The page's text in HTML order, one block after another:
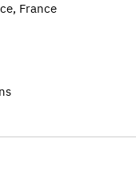
France